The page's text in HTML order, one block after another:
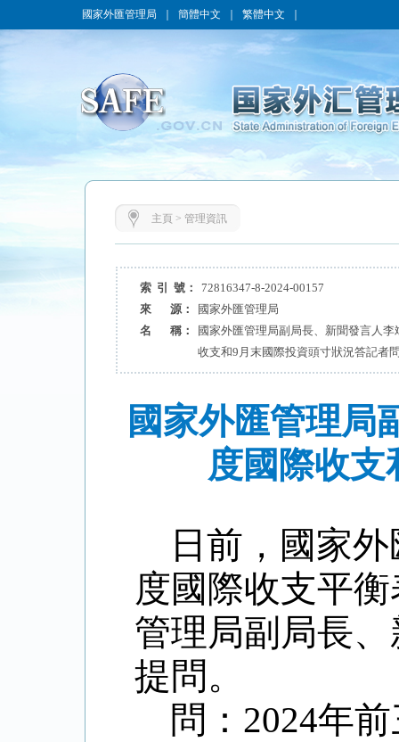
國家外匯管理局 簡體中文 繁體中文
主頁 > 管理資訊
索 引 號：
72816347-8-2024-00157
來 源：
國家外匯管理局
名 稱：
國家外匯管理局副局長、新聞發言人
收支和9月末國際投資頭寸狀況答記者
國家外匯管理局
度國際收支
日前，國家
度國際收支平
管理局副局長
提問。
問： 2024年